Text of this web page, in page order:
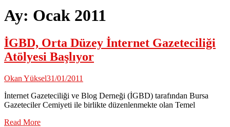
Ay: Ocak 2011
İGBD, Orta Düzey İnternet Gazeteciliği
Atölyesi Başlıyor
Okan Yüksel31/01/2011
İnternet Gazeteciliği ve Blog Derneği (İGBD) tarafından Bursa
Gazeteciler Cemiyeti ile birlikte düzenlenmekte olan Temel
Read More